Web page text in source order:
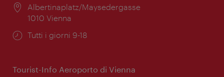
Posizione:
Albertinaplatz/Maysedergasse
1010 Vienna
Orari
Tutti i giorni 9-18
Tourist-Info Aeroporto di Vienna